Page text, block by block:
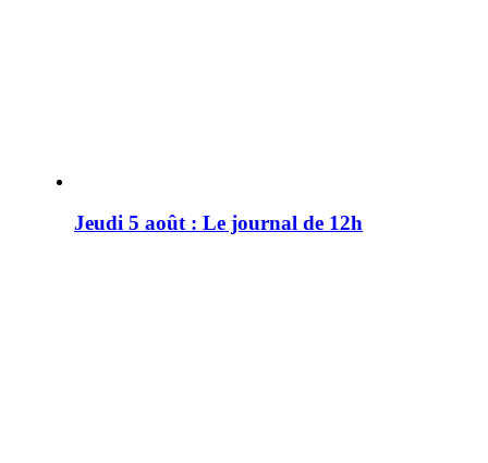
Jeudi 5 août : Le journal de 12h